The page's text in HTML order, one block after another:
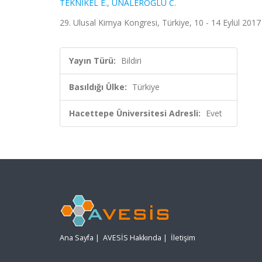
TEKNİKEL E., ÜNALEROĞLU C.
29. Ulusal Kimya Kongresi, Türkiye, 10 - 14 Eylül 2017
Yayın Türü: Bildiri
Basıldığı Ülke: Türkiye
Hacettepe Üniversitesi Adresli: Evet
Ana Sayfa | AVESİS Hakkında | İletişim